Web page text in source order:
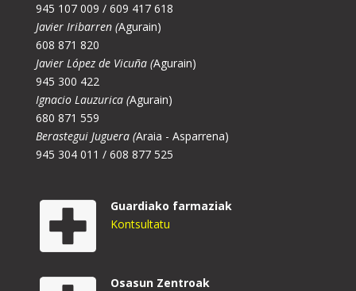
945 107 009 / 609 417 618
Javier Iribarren (Agurain)
608 871 820
Javier López de Vicuña (Agurain)
945 300 422
Ignacio Lauzurica (Agurain)
680 871 559
Berastegui Juguera (Araia - Asparrena)
945 304 011 / 608 877 525
Guardiako farmaziak
Kontsultatu
Osasun Zentroak